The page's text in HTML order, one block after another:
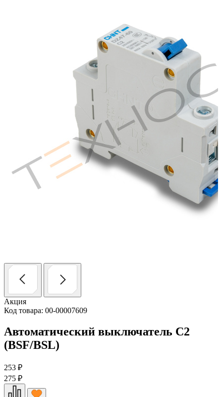
Акция
Код товара: 00-00007609
Автоматический выключатель C2
(BSF/BSL)
253 ₽
275 ₽